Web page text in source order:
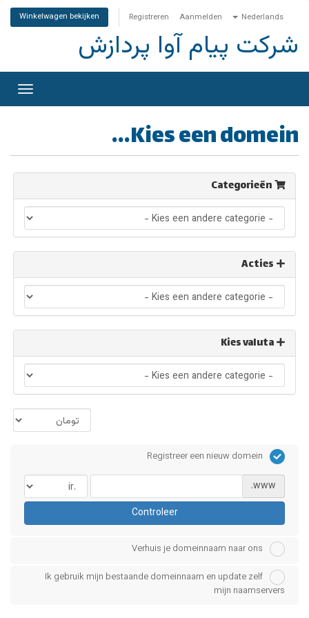
Nederlands
Aanmelden
Registreren
Winkelwagen bekijken
شرکت پیام آوا پردازش
Kies een domein...
Registreer een nieuw domein
www.
Controleer
Verhuis je domeinnaam naar ons
Ik gebruik mijn bestaande domeinnaam en update zelf
mijn naamservers